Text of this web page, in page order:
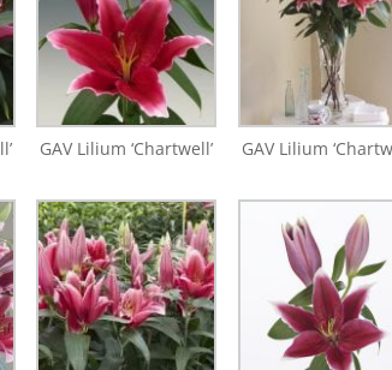
GAV Lilium ‘Chartwell’ GAV Lilium